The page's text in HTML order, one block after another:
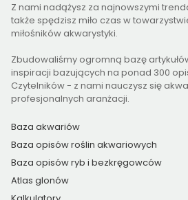
Z nami nadążysz za najnowszymi
także spędzisz miło czas w
miłośników akwarystyki.
Zbudowaliśmy ogromną bazę
inspiracji bazujących na ponad 300
Czytelników - z nami nauczysz się
profesjonalnych aranżacji.
Baza akwariów
Baza opisów roślin akwariowych
Baza opisów ryb i bezkręgowców
Atlas glonów